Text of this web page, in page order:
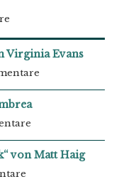
Virginia Evans
von Matt Haig